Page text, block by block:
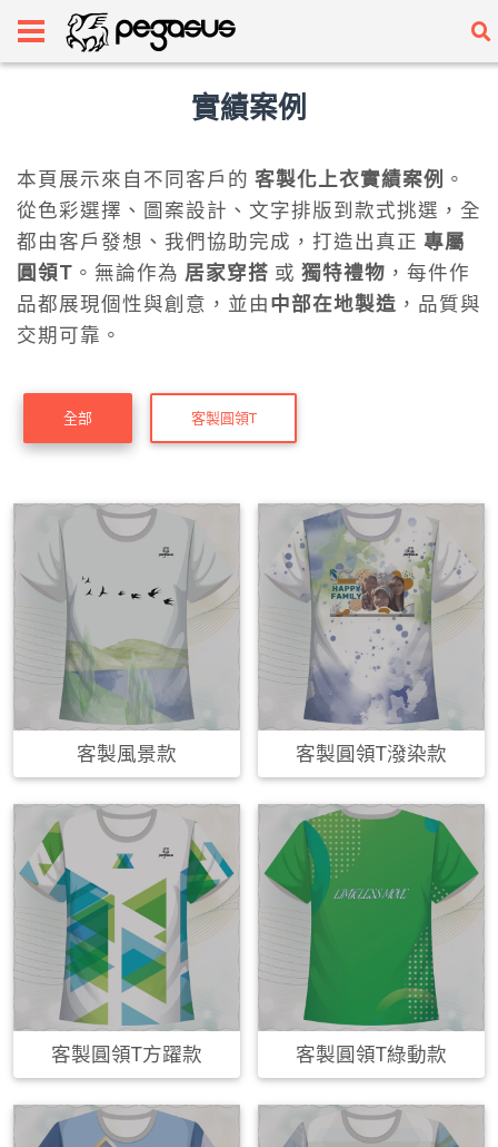
實績案例
本頁展示來自不同客戶的 客製化上衣實績案例 。
從色彩選擇、圖案設計、文字排版到款式挑選，全
都由客戶發想、我們協助完成，打造出真正 專屬
圓領T 。無論作為 居家穿搭 或 獨特禮物 ，每件作
品都展現個性與創意，並由 中部在地製造 ，品質與
交期可靠。
全部 客製圓領T
客製風景款 客製圓領T潑染款
客製圓領T方躍款 客製圓領T綠動款